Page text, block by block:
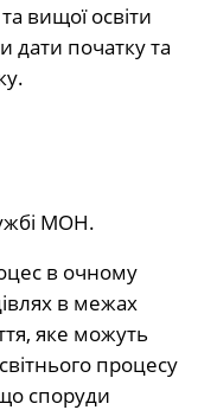
вищої освіти
дати початку та
МОН.
в очному
в межах
яке можуть
процесу
споруди